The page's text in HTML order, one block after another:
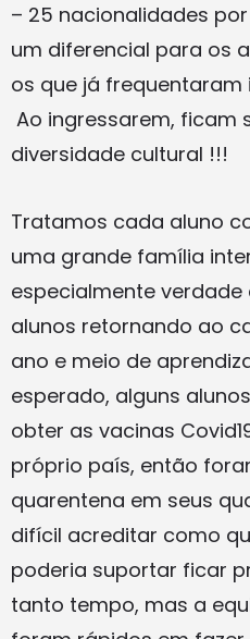
– 25 nacionalidades
um diferencial para os
os que já
Ao ingressarem, ficam
diversidade cultural !!!
Tratamos cada aluno
uma grande família
especialmente verdade
alunos retornando ao
ano e meio de
esperado, alguns
obter as vacinas
próprio país, então
quarentena em seus
difícil acreditar como
poderia suportar ficar
tanto tempo, mas a